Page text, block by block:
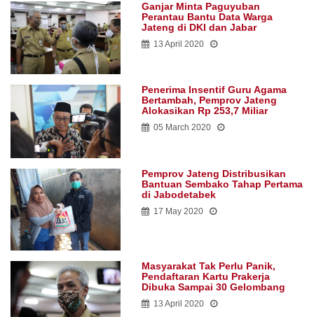
Ganjar Minta Paguyuban
Perantau Bantu Data Warga
Jateng di DKI dan Jabar
13 April 2020
Penerima Insentif Guru Agama
Bertambah, Pemprov Jateng
Alokasikan Rp 253,7 Miliar
05 March 2020
Pemprov Jateng Distribusikan
Bantuan Sembako Tahap Pertama
di Jabodetabek
17 May 2020
Masyarakat Tak Perlu Panik,
Pendaftaran Kartu Prakerja
Dibuka Sampai 30 Gelombang
13 April 2020